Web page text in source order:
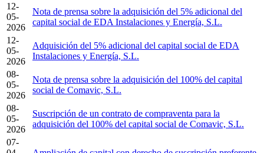
12-
05-
2026
Nota de prensa sobre la adquisición del 5% adicional del
capital social de EDA Instalaciones y Energía, S.L.
12-
05-
2026
Adquisición del 5% adicional del capital social de EDA
Instalaciones y Energía, S.L.
08-
05-
2026
Nota de prensa sobre la adquisición del 100% del capital
social de Comavic, S.L.
08-
05-
2026
Suscripción de un contrato de compraventa para la
adquisición del 100% del capital social de Comavic, S.L.
07-